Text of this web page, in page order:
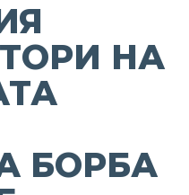
НА
БОРБА